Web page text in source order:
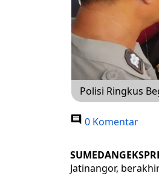
Polisi Ringkus
0 Komentar
Jatinangor,